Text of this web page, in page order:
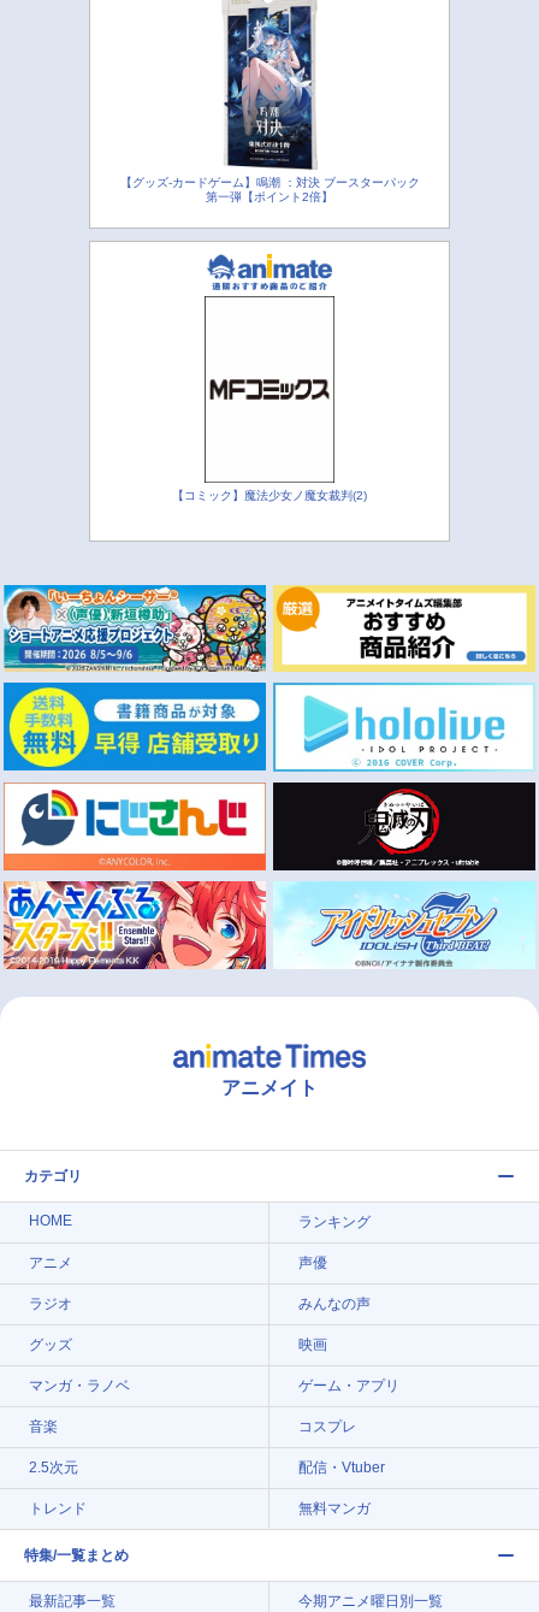
【グッズ-カードゲーム】鳴潮 ：対決 ブースターパック
第一弾【ポイント2倍】
【コミック】魔法少女ノ魔女裁判(2)
アニメイト
カテゴリ
HOME ランキング
アニメ 声優
ラジオ みんなの声
グッズ 映画
マンガ・ラノベ ゲーム・アプリ
音楽 コスプレ
2.5次元 配信・Vtuber
トレンド 無料マンガ
特集/一覧まとめ
最新記事一覧 今期アニメ曜日別一覧